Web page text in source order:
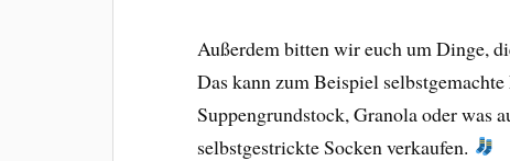
Außerdem bitten wir euch um Dinge,
Das kann zum Beispiel
Suppengrundstock, Granola oder was
selbstgestrickte Socken verkaufen.